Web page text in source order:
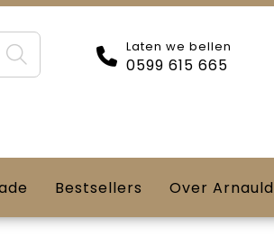
Laten we bellen
0599 615 665
Bestsellers Over Arnauld